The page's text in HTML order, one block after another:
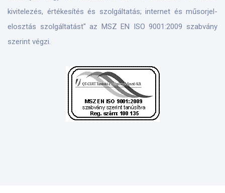
kivitelezés, értékesítés és szolgáltatás; internet és műsorjel-
elosztás szolgáltatást" az MSZ EN ISO 9001:2009 szabvány
szerint végzi.